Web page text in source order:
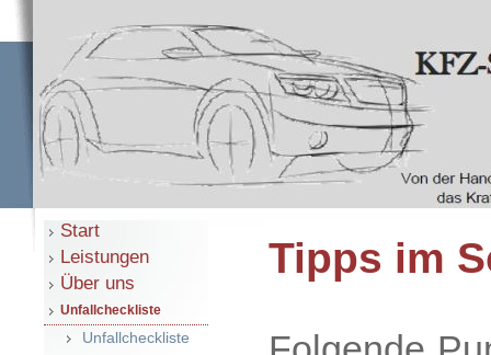
Start
Leistungen
Über uns
Unfallcheckliste
Unfallcheckliste
Tipps im